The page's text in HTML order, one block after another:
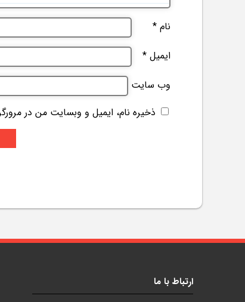
نام *
ایمیل *
وب‌ سایت
ذخیره نام، ایمیل و وبسایت من در
ارتباط با ما